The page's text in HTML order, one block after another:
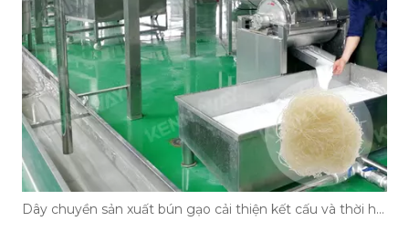
Dây chuyền sản xuất bún gạo cải thiện kết cấu và thời hạn sử dụng của mì như thế nào